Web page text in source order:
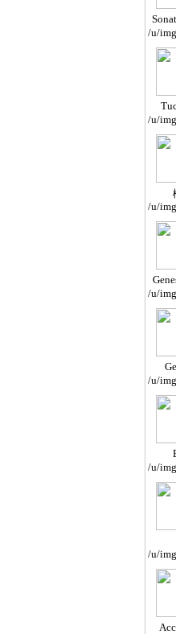
/u/
/u/
/u/
/u/
/u/
/u/
/u/